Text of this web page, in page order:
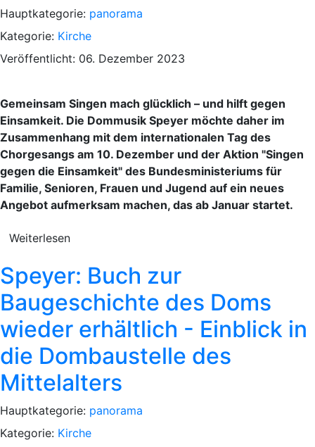
Hauptkategorie: panorama
Kategorie: Kirche
Veröffentlicht: 06. Dezember 2023
Gemeinsam Singen mach glücklich – und hilft gegen
Einsamkeit. Die Dommusik Speyer möchte daher im
Zusammenhang mit dem internationalen Tag des
Chorgesangs am 10. Dezember und der Aktion "Singen
gegen die Einsamkeit" des Bundesministeriums für
Familie, Senioren, Frauen und Jugend auf ein neues
Angebot aufmerksam machen, das ab Januar startet.
Weiterlesen
Speyer: Buch zur
Baugeschichte des Doms
wieder erhältlich - Einblick in
die Dombaustelle des
Mittelalters
Hauptkategorie: panorama
Kategorie: Kirche